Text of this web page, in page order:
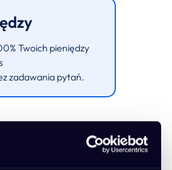
Twoich pieniędzy
zadawania pytań.